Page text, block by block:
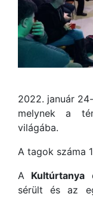
2022. január
melynek a
világába.
A tagok száma
A Kultúrtanya
sérült és az